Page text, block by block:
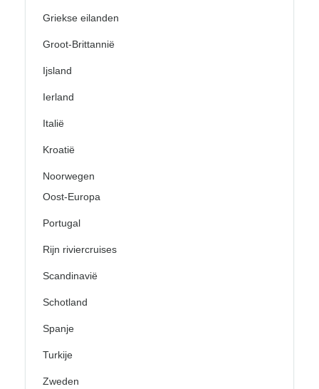
Griekse eilanden
Groot-Brittannië
Ijsland
Ierland
Italië
Kroatië
Noorwegen
Oost-Europa
Portugal
Rijn riviercruises
Scandinavië
Schotland
Spanje
Turkije
Zweden